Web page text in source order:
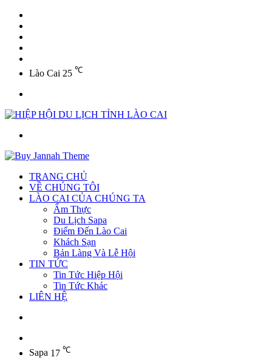
Lào Cai 25 ℃
TRANG CHỦ
VỀ CHÚNG TÔI
LÀO CAI CỦA CHÚNG TA
Ẩm Thực
Du Lịch Sapa
Điểm Đến Lào Cai
Khách Sạn
Bản Làng Và Lễ Hội
TIN TỨC
Tin Tức Hiệp Hội
Tin Tức Khác
LIÊN HỆ
Sapa 17 ℃